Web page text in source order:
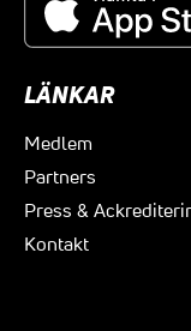
LÄNKAR
Medlem
Partners
Press &
Kontakt